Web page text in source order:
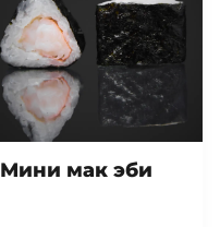
Мини мак эби